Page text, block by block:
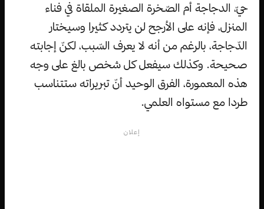
حيّ، الدجاجة أم الصّخرة الصغيرة الملقاة في فناء
المنزل، فإنه على الأرجح لن يتردد كثيرا وسيختار
الدّجاجة، بالرغم من أنه لا يعرف السّبب، لكنّ إجابته
صحيحة. وكذلك سيفعل كل شخص بالغ على وجه
هذه المعمورة، الفرق الوحيد أنّ تبريراته ستتناسب
طردا مع مستواه العلمي.
إعلان